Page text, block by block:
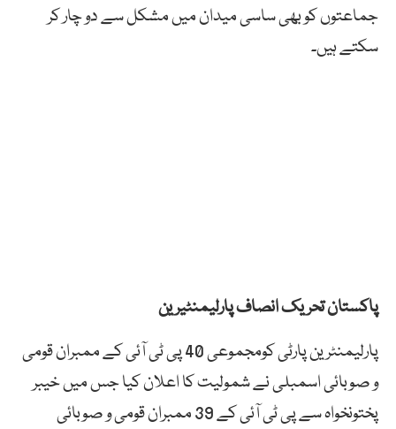
جماعتوں کو بھی ساسی میدان میں مشکل سے دو چار کر
سکتے ہیں۔
پاکستان تحریک انصاف پارلیمنٹیرین
پارلیمنٹرین پارٹی کومجموعی 40 پی ٹی آئی کے ممبران قومی
و صوبائی اسمبلی نے شمولیت کا اعلان کیا جس میں خیبر
پختونخواہ سے پی ٹی آئی کے 39 ممبران قومی و صوبائی